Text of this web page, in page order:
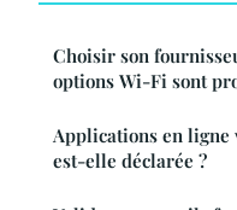
Choisir son
options Wi-Fi sont
Applications en ligne
est-elle déclarée ?